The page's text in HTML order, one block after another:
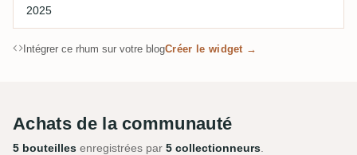
2025
Intégrer ce rhum sur votre blogCréer le widget →
Achats de la communauté
5 bouteilles enregistrées par 5 collectionneurs